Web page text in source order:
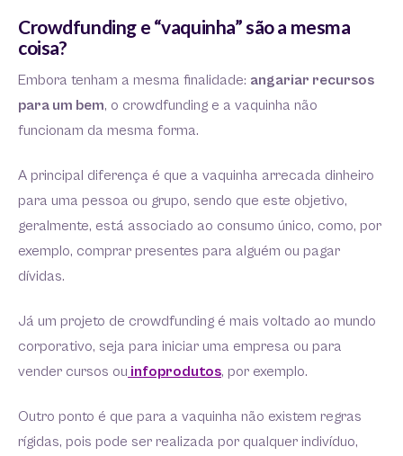
Crowdfunding e “vaquinha” são a mesma
coisa?
Embora tenham a mesma finalidade: angariar recursos
para um bem, o crowdfunding e a vaquinha não
funcionam da mesma forma.
A principal diferença é que a vaquinha arrecada dinheiro
para uma pessoa ou grupo, sendo que este objetivo,
geralmente, está associado ao consumo único, como, por
exemplo, comprar presentes para alguém ou pagar
dívidas.
Já um projeto de crowdfunding é mais voltado ao mundo
corporativo, seja para iniciar uma empresa ou para
vender cursos ou infoprodutos, por exemplo.
Outro ponto é que para a vaquinha não existem regras
rígidas, pois pode ser realizada por qualquer indivíduo,